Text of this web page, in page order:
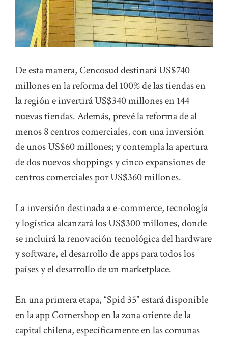
De esta manera, Cencosud destinará US$740
millones en la reforma del 100% de las tiendas en
la región e invertirá US$340 millones en 144
nuevas tiendas. Además, prevé la reforma de al
menos 8 centros comerciales, con una inversión
de unos US$60 millones; y contempla la apertura
de dos nuevos shoppings y cinco expansiones de
centros comerciales por US$360 millones.
La inversión destinada a e-commerce, tecnología
y logística alcanzará los US$300 millones, donde
se incluirá la renovación tecnológica del hardware
y software, el desarrollo de apps para todos los
países y el desarrollo de un marketplace.
En una primera etapa, “Spid 35” estará disponible
en la app Cornershop en la zona oriente de la
capital chilena, específicamente en las comunas